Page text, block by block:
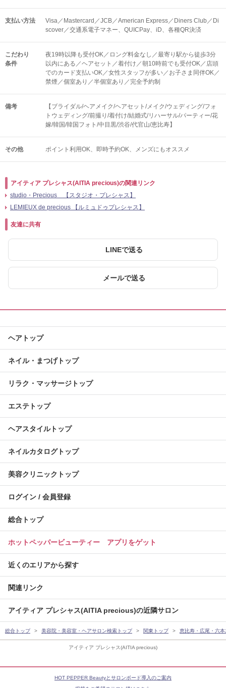
アイティア プレシャス(AITIA precious)
支払い方法
Visa／Mastercard／JCB／American Express／Diners Club／Di
scover／交通系電子マネー、QUICPay、iD、各種QR決済
こだわり
条件
夜19時以降も受付OK／ロング料金なし／最寄り駅から徒歩3分
以内にある／ヘアセット／着付け／朝10時前でも受付OK／店頭
でのカード支払いOK／女性スタッフが多い／お子さま同伴OK／
禁煙／個室あり／半個室あり／完全予約制
備考
【ブライダル/ヘアメイク/ヘアセット/メイク/ウェディング/フォ
トウェディング/前撮り/着付け/結婚式/リハーサル/パーティー/花
嫁/韓国/韓国フォト/中目黒/渋谷/代官山/恵比寿】
その他 ポイント利用OK 即時予約OK メンズにもオススメ
アイティア プレシャス(AITIA precious)の関連リンク
studio・Precious 【スタジオ・プレシャス】
LEMIEUX de precious 【ルミュドゥプレシャス】
友達に共有
LINEで送る
メールで送る
ヘアトップ
ネイル・まつげトップ
リラク・マッサージトップ
エステトップ
ヘアスタイルトップ
ネイルカタログトップ
美容クリニックトップ
ログイン / 会員登録
総合トップ
ホットペッパービューティー アプリをゲット
近くのエリアから探す
関連リンク
アイティア プレシャス(AITIA precious)の近隣サロン
総合トップ 美容院・美容室・ヘアサロン検索トップ 関東トップ 恵比寿・広尾・六
HOT PEPPER Beautyとサロンボード導入のご案内